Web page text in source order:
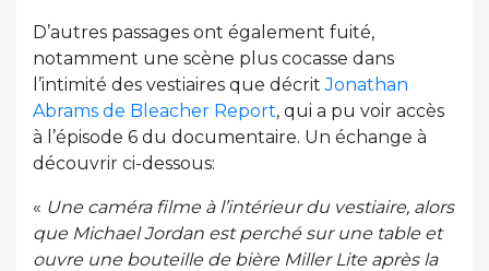
D’autres passages ont également fuité,
notamment une scène plus cocasse dans
l’intimité des vestiaires que décritJonathan
Abrams de Bleacher Report, qui a pu voir accès
à l’épisode 6 du documentaire. Un échange à
découvrir ci-dessous:
« Une caméra filme à l’intérieur du vestiaire, alors
que Michael Jordan est perché sur une table et
ouvre une bouteille de bière Miller Lite après la